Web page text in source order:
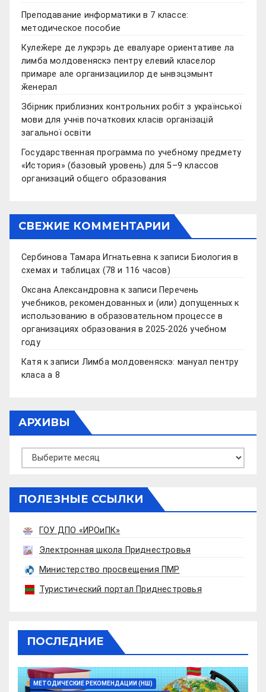
Преподавание информатики в 7 классе:
методическое пособие
Кулеӂере де лукрэрь де евалуаре ориентативе ла
лимба молдовеняскэ пентру елевий класелор
примаре але организациилор де ынвэцэмынт
ӂенерал
Збірник приблизних контрольних робіт з української
мови для учнів початкових класів організацій
загальної освіти
Государственная программа по учебному предмету
«История» (базовый уровень) для 5–9 классов
организаций общего образования
СВЕЖИЕ КОММЕНТАРИИ
Сербинова Тамара Игнатьевна к записи Биология в
схемах и таблицах (78 и 116 часов)
Оксана Александровна к записи Перечень
учебников, рекомендованных и (или) допущенных к
использованию в образовательном процессе в
организациях образования в 2025-2026 учебном
году
Катя к записи Лимба молдовеняскэ: мануал пентру
класа а 8
АРХИВЫ
Архивы
ПОЛЕЗНЫЕ ССЫЛКИ
ГОУ ДПО «ИРОиПК»
Электронная школа Приднестровья
Министерство просвещения ПМР
Туристический портал Приднестровья
ПОСЛЕДНИЕ
МЕТОДИЧЕСКИЕ РЕКОМЕНДАЦИИ (НШ)